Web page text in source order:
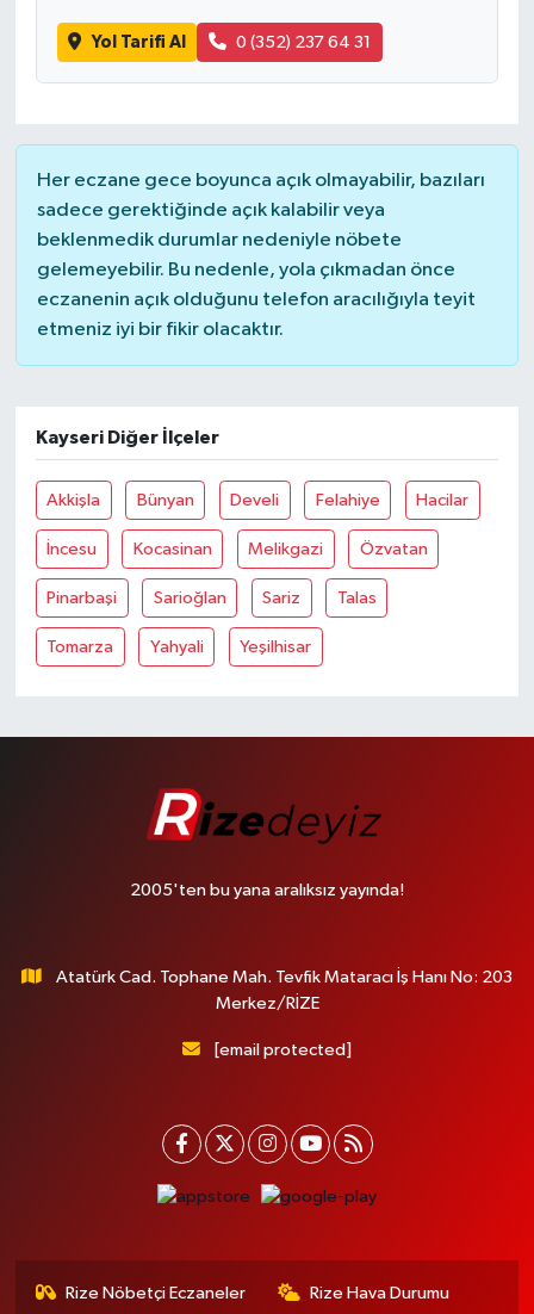
Yol Tarifi Al 0 (352) 237 64 31
Her eczane gece boyunca açık olmayabilir, bazıları
sadece gerektiğinde açık kalabilir veya
beklenmedik durumlar nedeniyle nöbete
gelemeyebilir. Bu nedenle, yola çıkmadan önce
eczanenin açık olduğunu telefon aracılığıyla teyit
etmeniz iyi bir fikir olacaktır.
Kayseri Diğer İlçeler
Akkişla Bünyan Develi Felahiye Hacilar
İncesu Kocasinan Melikgazi Özvatan
Pinarbaşi Sarioğlan Sariz Talas
Tomarza Yahyali Yeşilhisar
2005'ten bu yana aralıksız yayında!
Atatürk Cad. Tophane Mah. Tevfik Mataracı İş Hanı No: 203
Merkez/RİZE
[email protected]
Rize Nöbetçi Eczaneler Rize Hava Durumu